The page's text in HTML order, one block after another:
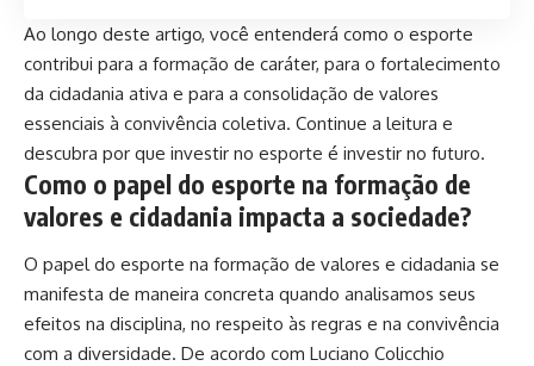
Ao longo deste artigo, você entenderá como o esporte
contribui para a formação de caráter, para o fortalecimento
da cidadania ativa e para a consolidação de valores
essenciais à convivência coletiva. Continue a leitura e
descubra por que investir no esporte é investir no futuro.
Como o papel do esporte na formação de
valores e cidadania impacta a sociedade?
O papel do esporte na formação de valores e cidadania se
manifesta de maneira concreta quando analisamos seus
efeitos na disciplina, no respeito às regras e na convivência
com a diversidade. De acordo com Luciano Colicchio